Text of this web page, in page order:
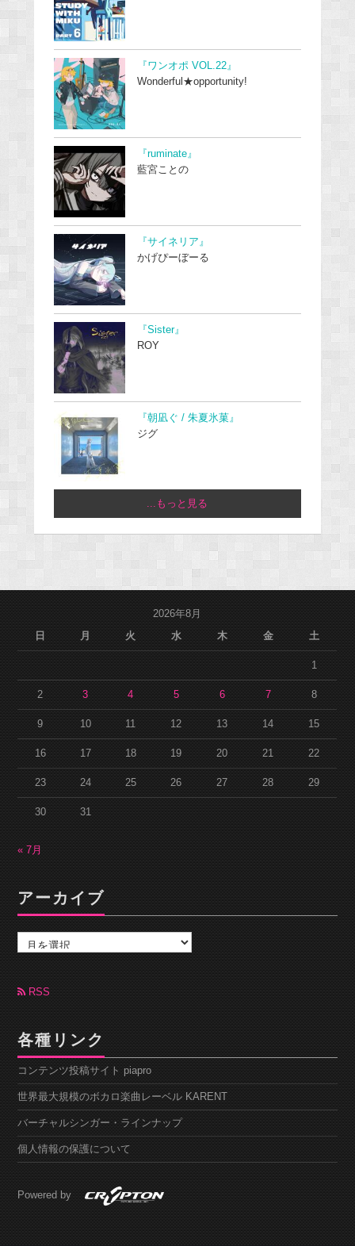
『ワンオポ VOL.22』
Wonderful★opportunity!
『ruminate』
藍宮ことの
『サイネリア』
かげぴーぼーる
『Sister』
ROY
『朝凪ぐ / 朱夏氷菓』
ジグ
...もっと見る
2026年8月
日
月 火 水 木 金 土
1
2 3 4 5 6 7 8
9 10 11 12 13 14 15
16 17 18 19 20 21 22
23 24 25 26 27 28 29
30 31
« 7月
アーカイブ
カ
ブ RSS
各種リンク
コンテンツ投稿サイト piapro
世界最大規模のボカロ楽曲レーベル KARENT
バーチャルシンガー・ラインナップ
個人情報の保護について
Powered by